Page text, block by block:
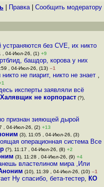
Правка| Cообщить модератору
без CVE, их никто
, 04-Июл-26, (1) +9
башдор, корова у них
, 04-Июл-26, (13) –1
не пиарит, никто не знает ,
иксперты заявляли всё
Халявщик не корпораст (?),
признан зияющей дырой
, 04-Июл-26, (2) +13
(3), 11:05 , 04-Июл-26, (3)
операционная система Все
(?), 11:17 , 04-Июл-26, (8) +2
(3), 11:28 , 04-Июл-26, (9) +4
властелином мира ,Или
(10), 11:39 , 04-Июл-26, (10) –1
Ну спасибо, бета-тестер, КО